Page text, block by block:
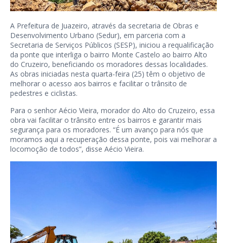
A Prefeitura de Juazeiro, através da secretaria de Obras e
Desenvolvimento Urbano (Sedur), em parceria com a
Secretaria de Serviços Públicos (SESP), iniciou a requalificação
da ponte que interliga o bairro Monte Castelo ao bairro Alto
do Cruzeiro, beneficiando os moradores dessas localidades.
As obras iniciadas nesta quarta-feira (25) têm o objetivo de
melhorar o acesso aos bairros e facilitar o trânsito de
pedestres e ciclistas.
Para o senhor Aécio Vieira, morador do Alto do Cruzeiro, essa
obra vai facilitar o trânsito entre os bairros e garantir mais
segurança para os moradores. “É um avanço para nós que
moramos aqui a recuperação dessa ponte, pois vai melhorar a
locomoção de todos”, disse Aécio Vieira.